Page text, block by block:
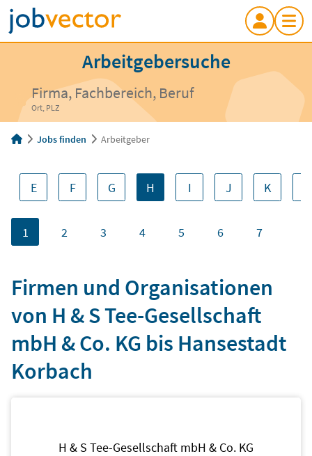
Arbeitgebersuche
Firma, Fachbereich, Beruf
Ort, PLZ
Jobs finden Arbeitgeber
E F G H I J K
1 2 3 4 5 6 7
Firmen und Organisationen
von H & S Tee-Gesellschaft
mbH & Co. KG bis Hansestadt
Korbach
H & S Tee-Gesellschaft mbH & Co. KG